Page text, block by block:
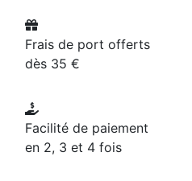
Frais de port offerts
dès 35 €
Facilité de paiement
en 2, 3 et 4 fois